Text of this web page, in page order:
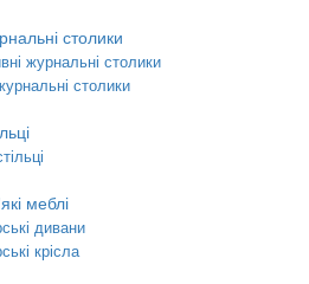
столики
журнальні столики
столики
меблі
дивани
крісла